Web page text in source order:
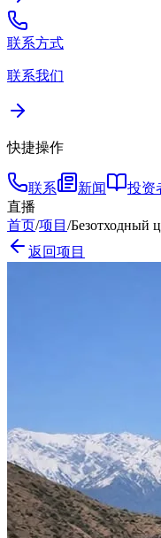
联系方式
联系我们
快捷操作
联系 新闻
投资
直播
首页/项目 /Безотходный
返回项目